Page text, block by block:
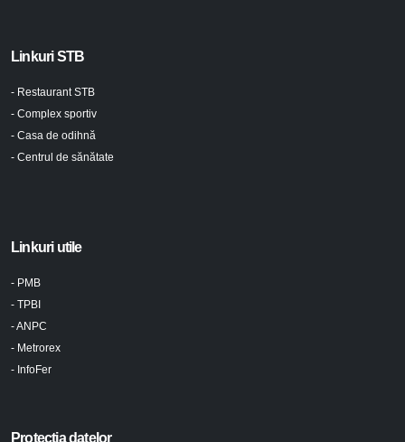
Linkuri STB
- Restaurant STB
- Complex sportiv
- Casa de odihnă
- Centrul de sănătate
Linkuri utile
- PMB
- TPBI
- ANPC
- Metrorex
- InfoFer
Protecția datelor